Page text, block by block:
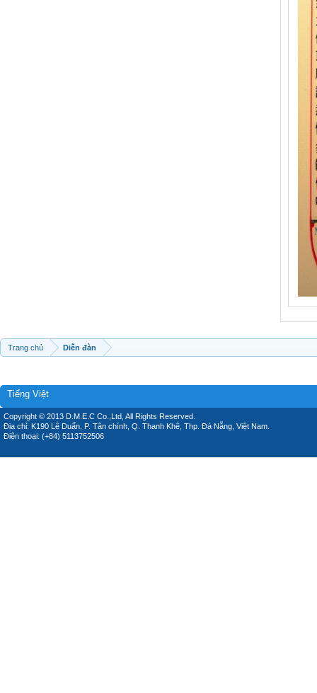
Trang chủ Diễn đàn
Tiếng Việt
Copyright © 2013 D.M.E.C Co.,Ltd, All Rights Reserved.
Địa chỉ: K190 Lê Duẩn, P. Tân chính, Q. Thanh Khê, Thp. Đà Nẵng, Việt Nam.
Điện thoại: (+84) 5113752506